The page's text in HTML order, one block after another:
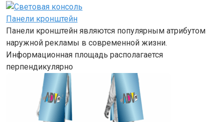
Панели кронштейн
Панели кронштейн являются популярным атрибутом
наружной рекламы в современной жизни.
Информационная площадь располагается
перпендикулярно